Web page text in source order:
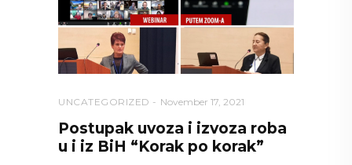
UNCATEGORIZED November 17, 2021
Postupak uvoza i izvoza roba
u i iz BiH “Korak po korak”